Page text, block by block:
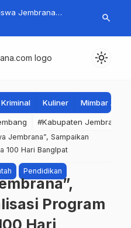
Jembrana
Penambahan di
Fantastis!
Jembrana
search
light_mode
Kuliner Mimbar
#Kabupaten Jembrana
Jembrana”, Sampaikan
100 Hari BangIpat
Pendidikan
Program
Hari